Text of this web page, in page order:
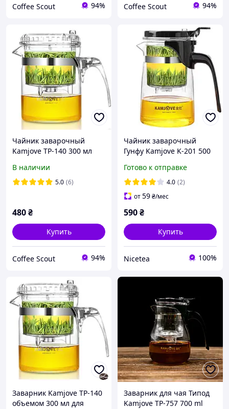
Coffee Scout 94% Coffee Scout 94%
Чайник заварочный
Kamjove TP-140 300 мл
В наличии
5.0 (6)
480₴
Купить
Coffee Scout 94%
Чайник заварочный
Гунфу Kamjove K-201 500
Готово к отправке
4.0 (2)
от59₴/мес
590₴
Купить
Nicetea 100%
Заварник Kamjove TP-140
объемом 300 мл для
Заварник для чая Типод
Kamjove TP-757 700 ml